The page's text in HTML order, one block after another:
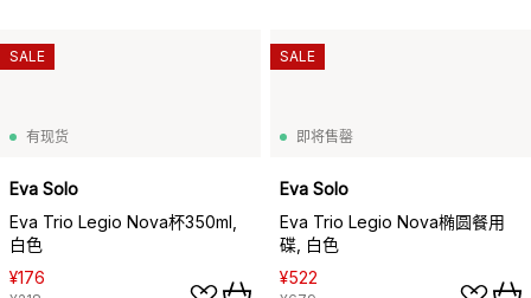
有现货
Eva Solo
Eva Trio Legio Nova杯350ml,
白色
¥176
SALE
即将售罄
Eva Solo
Eva Trio Legio Nova椭圆餐用
碟, 白色
¥522
SALE